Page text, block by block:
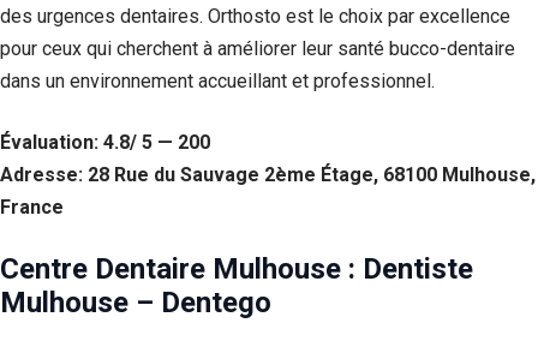
des urgences dentaires. Orthosto est le choix par excellence
pour ceux qui cherchent à améliorer leur santé bucco-dentaire
dans un environnement accueillant et professionnel.
Évaluation: 4.8/ 5 — 200
Adresse: 28 Rue du Sauvage 2ème Étage, 68100 Mulhouse,
France
Centre Dentaire Mulhouse : Dentiste
Mulhouse – Dentego